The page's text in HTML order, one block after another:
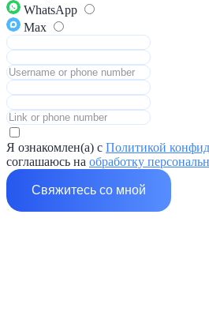
WhatsApp
Max
Я ознакомлен(а) с Политикой
соглашаюсь на обработку
Свяжитесь со мной